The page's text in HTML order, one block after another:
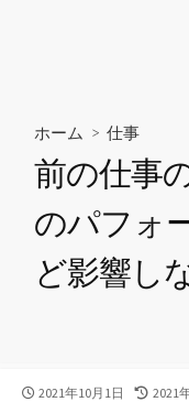
ホーム > 仕事
前の仕事
のパフォ
ど影響し
公
2021年10月1日
最
2021